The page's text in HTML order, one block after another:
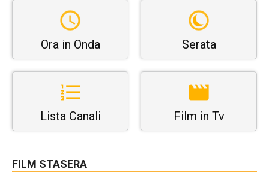
Ora in Onda Serata
Lista Canali Film in Tv
FILM STASERA